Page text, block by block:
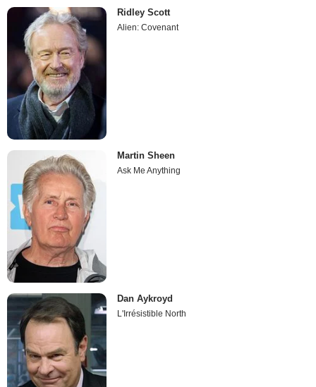
Ridley Scott
Alien: Covenant
Martin Sheen
Ask Me Anything
Dan Aykroyd
L'Irrésistible North